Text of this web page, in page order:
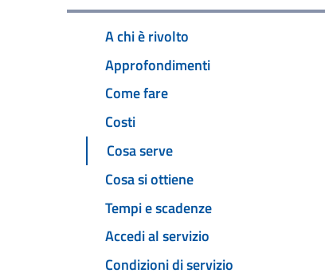
A chi è rivolto
Approfondimenti
Come fare
Costi
Cosa serve
Cosa si ottiene
Tempi e scadenze
Accedi al servizio
Condizioni di servizio